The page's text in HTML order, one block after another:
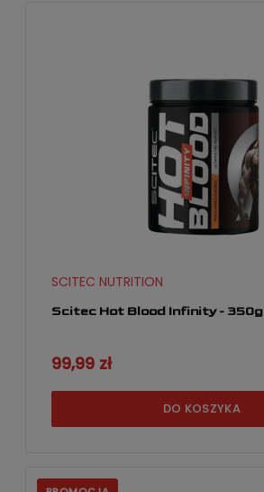
Scitec Hot Blood Infinity - 350g
SCITEC NUTRITION
99,99 zł
DO KOSZYKA